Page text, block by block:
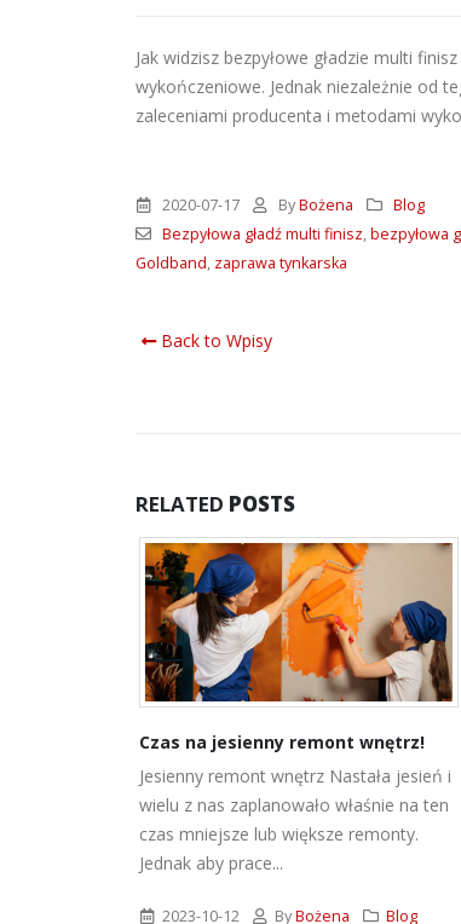
Jak widzisz bezpyłowe gładzie multi
wykończeniowe. Jednak niezależnie od
zaleceniami producenta i metodami
2020-07-17 ByBożena
Blog
Bezpyłowa gładź multi finisz,bezpyłowa
Goldband, zaprawa tynkarska
Back to Wpisy
RELATED POSTS
Czas na jesienny remont wnętrz!
Jesienny remont wnętrz Nastała jesień i
wielu z nas zaplanowało właśnie na ten
czas mniejsze lub większe remonty.
Jednak aby prace...
2023-10-12 By Bożena Blog